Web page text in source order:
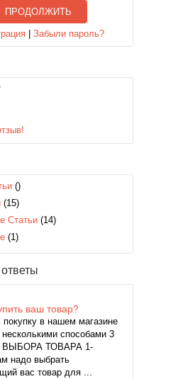
ПРОДОЛЖИТЬ
|Забыли пароль?
()
(15)
Статьи (14)
(1)
ваш товар?
в нашем магазине
способами 3
ТОВАРА 1-
надо выбрать
вас товар для ...